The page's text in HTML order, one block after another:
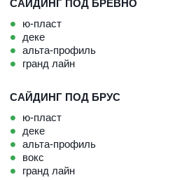
САЙДИНГ ПОД БРЕВНО
ю-пласт
деке
альта-профиль
гранд лайн
САЙДИНГ ПОД БРУС
ю-пласт
деке
альта-профиль
вокс
гранд лайн